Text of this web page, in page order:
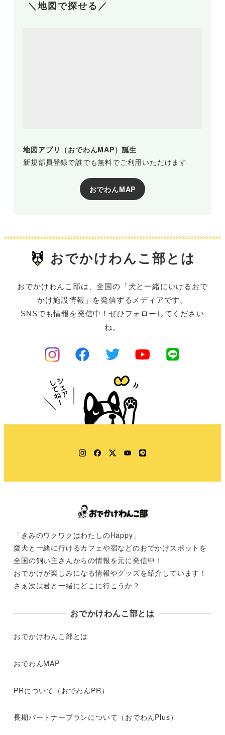
＼地図で探せる／
地図アプリ（おでわんMAP）誕生
新規部員登録で誰でも無料でご利用いただけます
おでわんMAP
おでかけわんこ部とは
おでかけわんこ部は、全国の「犬と一緒にいけるおで
かけ施設情報」を発信するメディアです。
SNSでも情報を発信中！ぜひフォローしてください
ね。
Instagram
Facebook
TwitterYouTube
LINE
「きみのワクワクはわたしのHappy」
愛犬と一緒に行けるカフェや宿などのおでかけスポットを
全国の飼い主さんからの情報を元に発信中！
おでかけが楽しみになる情報やグッズを紹介しています！
さぁ次は君と一緒にどこに行こうか？
おでかけわんこ部とは
おでかけわんこ部とは
おでわんMAP
PRについて（おでわんPR）
長期パートナープランについて（おでわんPlus）